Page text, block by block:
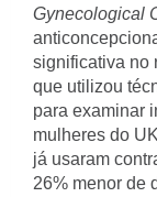
Gynecological
significativa no
que utilizou
para examinar
mulheres do
já usaram
26% menor de